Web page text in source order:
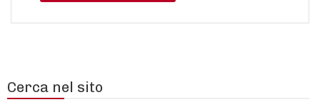
Cerca nel sito